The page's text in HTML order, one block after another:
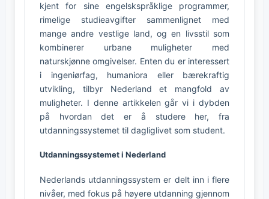
kjent for sine engelskspråklige programmer,
rimelige studieavgifter sammenlignet med
mange andre vestlige land, og en livsstil som
kombinerer urbane muligheter med
naturskjønne omgivelser. Enten du er interessert
i ingeniørfag, humaniora eller bærekraftig
utvikling, tilbyr Nederland et mangfold av
muligheter. I denne artikkelen går vi i dybden
på hvordan det er å studere her, fra
utdanningssystemet til dagliglivet som student.
Utdanningssystemet i Nederland
Nederlands utdanningssystem er delt inn i flere
nivåer, med fokus på høyere utdanning gjennom